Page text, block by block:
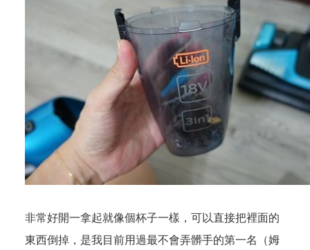
非常好開一拿起就像個杯子一樣，可以直接把裡面的
東西倒掉，是我目前用過最不會弄髒手的第一名（姆